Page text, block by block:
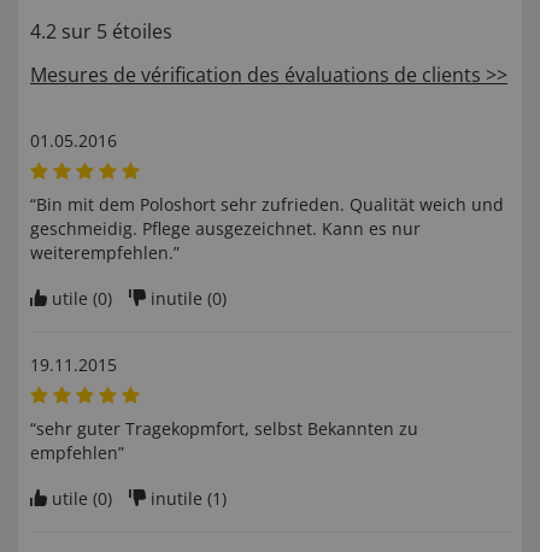
4.2 sur 5 étoiles
Mesures de vérification des évaluations de clients >>
01.05.2016
“Bin mit dem Poloshort sehr zufrieden. Qualität weich und
geschmeidig. Pflege ausgezeichnet. Kann es nur
weiterempfehlen.”
utile (0) inutile (0)
19.11.2015
“sehr guter Tragekopmfort, selbst Bekannten zu
empfehlen”
utile (0) inutile (1)